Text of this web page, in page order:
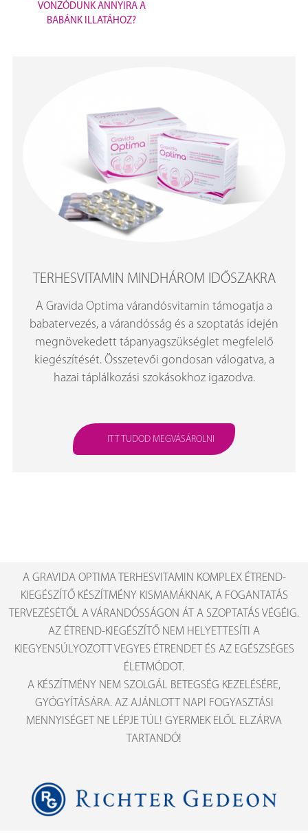
VONZÓDUNK ANNYIRA A
BABÁNK ILLATÁHOZ?
TERHESVITAMIN MINDHÁROM IDŐSZAKRA
A Gravida Optima várandósvitamin támogatja a
babatervezés, a várandósság és a szoptatás idején
megnövekedett tápanyagszükséglet megfelelő
kiegészítését. Összetevői gondosan válogatva, a
hazai táplálkozási szokásokhoz igazodva.
ITT TUDOD MEGVÁSÁROLNI
A GRAVIDA OPTIMA TERHESVITAMIN KOMPLEX ÉTREND-
KIEGÉSZÍTŐ KÉSZÍTMÉNY KISMAMÁKNAK, A FOGANTATÁS
TERVEZÉSÉTŐL A VÁRANDÓSSÁGON ÁT A SZOPTATÁS VÉGÉIG.
AZ ÉTREND-KIEGÉSZÍTŐ NEM HELYETTESÍTI A
KIEGYENSÚLYOZOTT VEGYES ÉTRENDET ÉS AZ EGÉSZSÉGES
ÉLETMÓDOT.
A KÉSZÍTMÉNY NEM SZOLGÁL BETEGSÉG KEZELÉSÉRE,
GYÓGYÍTÁSÁRA. AZ AJÁNLOTT NAPI FOGYASZTÁSI
MENNYISÉGET NE LÉPJE TÚL! GYERMEK ELŐL ELZÁRVA
TARTANDÓ!